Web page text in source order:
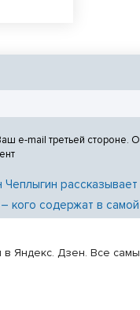
e-mail третьей стороне.
Чеплыгин рассказывает
кого содержат в
Яндекс. Дзен. Все